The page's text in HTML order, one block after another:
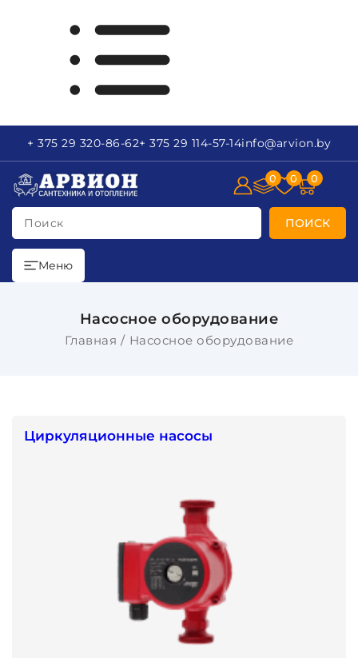
+ 375 29 320-86-62+ 375 29 114-57-14info@arvion.by
Поиск ПОИСК
0 0 0
Меню
Насосное оборудование
Главная Насосное оборудование
Циркуляционные насосы